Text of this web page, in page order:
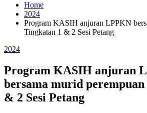
Home
2024
Program KASIH anjuran LPPKN
Tingkatan 1 & 2 Sesi Petang
Posted
2024
Program KASIH anjuran
bersama murid
& 2 Sesi Petang